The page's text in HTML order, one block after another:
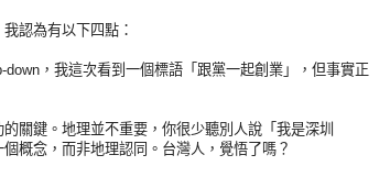
認為有以下四點：
，我這次看到一個標語「跟黨一起創業」，但事實正
關鍵。地理並不重要，你很少聽別人說「我是深圳
概念，而非地理認同。台灣人，覺悟了嗎？